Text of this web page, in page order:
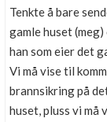
Tenkte å bare
gamle huset
han som eier det
Vi må vise til
brannsikring på
huset, pluss vi må